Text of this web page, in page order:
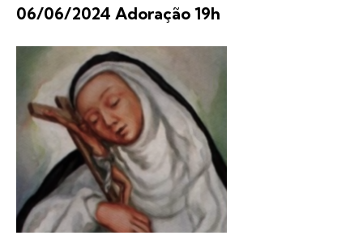
06/06/2024 Adoração 19h